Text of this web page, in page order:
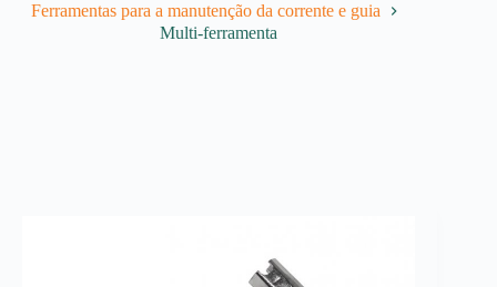
Ferramentas para a manutenção da corrente e guia
Multi-ferramenta